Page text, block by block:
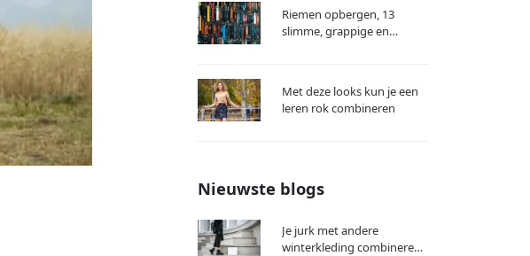
Riemen opbergen, 13
slimme, grappige en
Met deze looks kun je een
leren rok combineren
Nieuwste blogs
Je jurk met andere
winterkleding combineren: